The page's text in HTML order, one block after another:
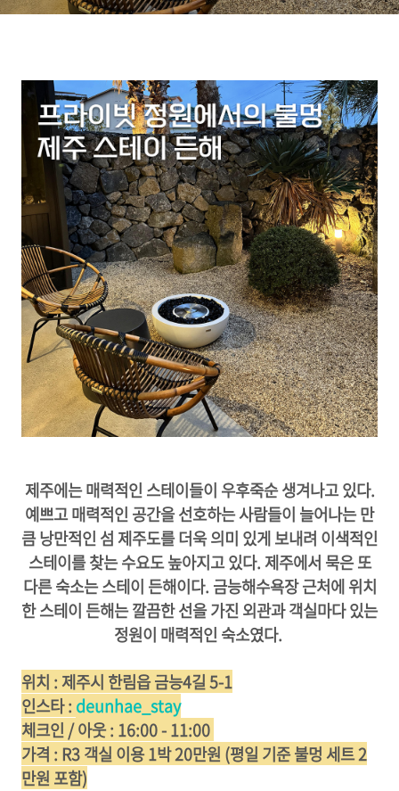
제주에는 매력적인 스테이들이 우후죽순 생겨나고 있다.
예쁘고 매력적인 공간을 선호하는 사람들이 늘어나는 만
큼 낭만적인 섬 제주도를 더욱 의미 있게 보내려 이색적인
스테이를 찾는 수요도 높아지고 있다. 제주에서 묵은 또
다른 숙소는 스테이 든해이다. 금능해수욕장 근처에 위치
한 스테이 든해는 깔끔한 선을 가진 외관과 객실마다 있는
정원이 매력적인 숙소였다.
위치 : 제주시 한림읍 금능4길 5-1
인스타 : deunhae_stay
체크인 / 아웃 : 16:00 - 11:00
가격 : R3 객실 이용 1박 20만원 (평일 기준 불멍 세트 2
만원 포함)